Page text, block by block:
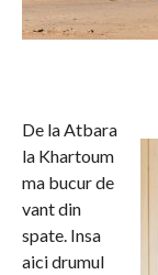
De la Atbara
la Khartoum
ma bucur de
vant din
spate. Insa
aici drumul